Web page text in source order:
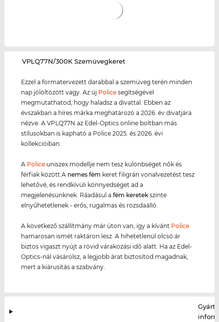
‌VPLQ77N/300K Szemüvegkeret
Ezzel a formatervezett darabbal a szemüveg terén minden
nap jólöltözött vagy. Az új Police segítségével
megmutathatod, hogy haladsz a divattal. Ebben az
évszakban a híres márka meghatározó a 2026. év divatjára
nézve. A VPLQ77N az Edel-Optics online boltban más
stílusokban is kapható a Police 2025. és 2026. évi
kollekcióiban.
A Police uniszex modellje nem tesz különbséget nők és
férfiak között.A nemes fém keret filigrán vonalvezetést tesz
lehetővé, és rendkívüli könnyedséget ad a
megjelenésünknek. Ráadásul afém keretek szinte
elnyűhetetlenek - erős, rugalmas és rozsdaálló.
A következő szállítmány már úton van, így a kívánt Police
hamarosan ismét raktáron lesz. A hihetetlenül olcsó ár
biztos vigaszt nyújt a rövid várakozási idő alatt. Ha az Edel-
Optics-nál vásárolsz, a legjobb árat biztosítod magadnak,
mert a kiárusítás a szabvány.